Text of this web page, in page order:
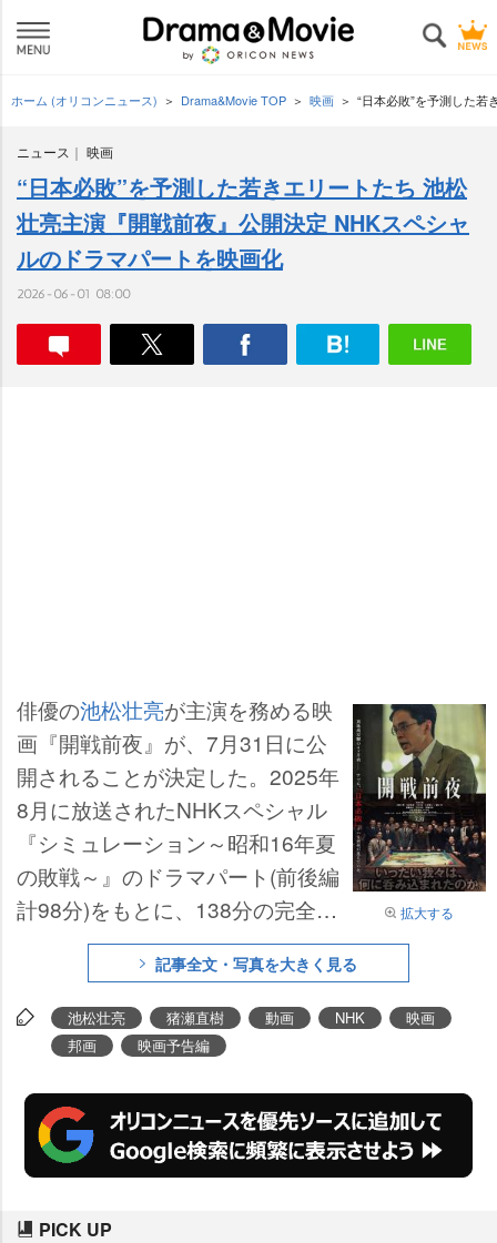
ホーム (オリコンニュース) Drama&Movie TOP 映画 “日本必敗”を予測した
ニュース 映画
“日本必敗”を予測した若きエリートたち 池松
壮亮主演『開戦前夜』公開決定 NHKスペシャ
ルのドラマパートを映画化
2026-06-01 08:00
拡大する
俳優の池松壮亮が主演を務める映
画『開戦前夜』が、7月31日に公
開されることが決定した。2025年
8月に放送されたNHKスペシャル
『シミュレーション～昭和16年夏
の敗戦～』のドラマパート(前後編
計98分)をもとに、138分の完全版
として劇場公開される。
記事全文・写真を大きく見る
池松壮亮 猪瀬直樹 動画 NHK
映画
邦画
映画予告編
PICK UP